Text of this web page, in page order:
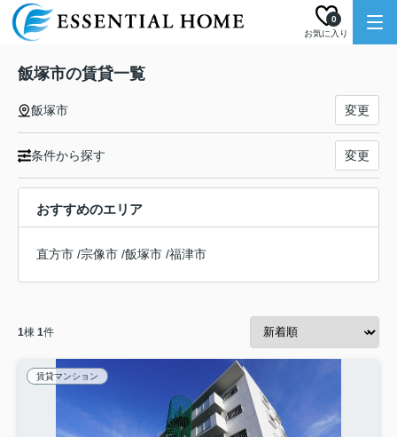
お気に入り
0
飯塚市の賃貸一覧
飯塚市 変更
条件から探す 変更
おすすめのエリア
直方市 /宗像市 /飯塚市 /福津市
1棟 1件
賃貸マンション